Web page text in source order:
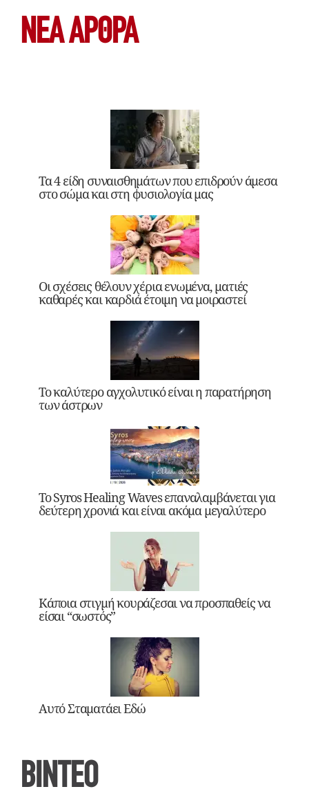
ΝΕΑ ΆΡΘΡΑ
Τα 4 είδη συναισθημάτων που επιδρούν άμεσα
στο σώμα και στη φυσιολογία μας
Οι σχέσεις θέλουν χέρια ενωμένα, ματιές
καθαρές και καρδιά έτοιμη να μοιραστεί
Το καλύτερο αγχολυτικό είναι η παρατήρηση
των άστρων
Το Syros Healing Waves επαναλαμβάνεται για
δεύτερη χρονιά και είναι ακόμα μεγαλύτερο
Κάποια στιγμή κουράζεσαι να προσπαθείς να
είσαι “σωστός”
Αυτό Σταματάει Εδώ
ΒΙΝΤΕΟ